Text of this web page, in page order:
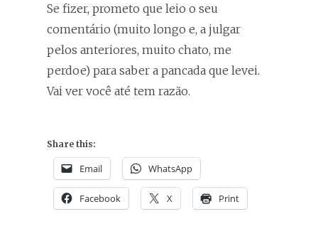
Se fizer, prometo que leio o seu
comentário (muito longo e, a julgar
pelos anteriores, muito chato, me
perdoe) para saber a pancada que levei.
Vai ver você até tem razão.
Share this:
Email WhatsApp
Facebook X Print